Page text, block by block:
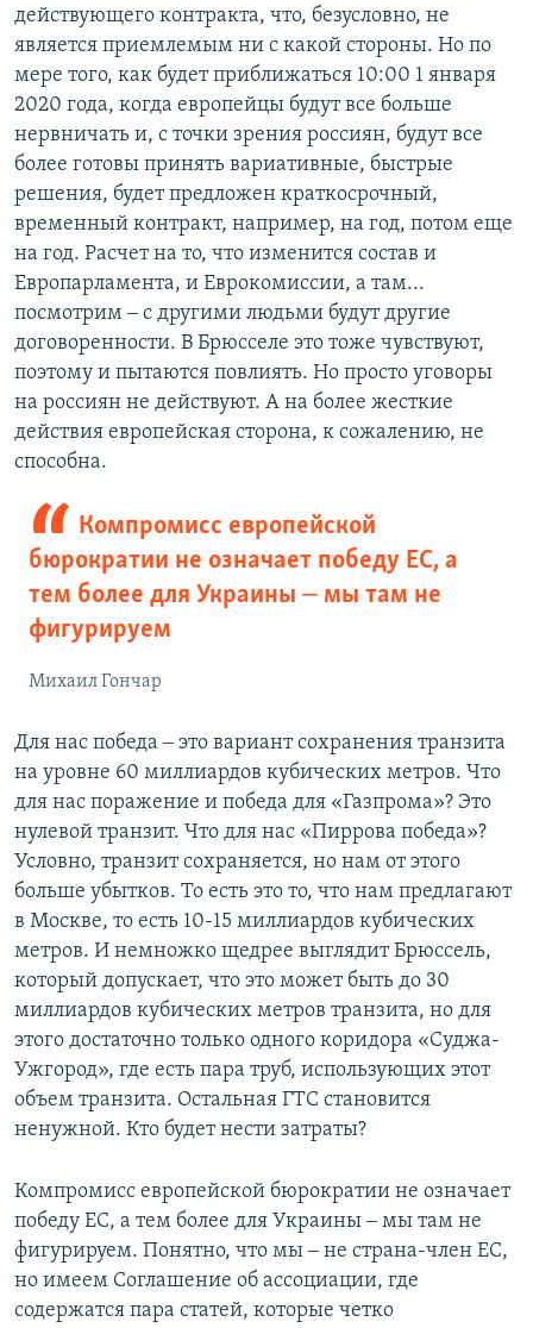
действующего контракта, что, безусловно, не
является приемлемым ни с какой стороны. Но по
мере того, как будет приближаться 10:00 1 января
2020 года, когда европейцы будут все больше
нервничать и, с точки зрения россиян, будут все
более готовы принять вариативные, быстрые
решения, будет предложен краткосрочный,
временный контракт, например, на год, потом еще
на год. Расчет на то, что изменится состав и
Европарламента, и Еврокомиссии, а там...
посмотрим ‒ с другими людьми будут другие
договоренности. В Брюсселе это тоже чувствуют,
поэтому и пытаются повлиять. Но просто уговоры
на россиян не действуют. А на более жесткие
действия европейская сторона, к сожалению, не
способна.
Компромисс европейской
бюрократии не означает победу ЕС, а
тем более для Украины ‒ мы там не
фигурируем
Михаил Гончар
Для нас победа ‒ это вариант сохранения транзита
на уровне 60 миллиардов кубических метров. Что
для нас поражение и победа для «Газпрома»? Это
нулевой транзит. Что для нас «Пиррова победа»?
Условно, транзит сохраняется, но нам от этого
больше убытков. То есть это то, что нам предлагают
в Москве, то есть 10-15 миллиардов кубических
метров. И немножко щедрее выглядит Брюссель,
который допускает, что это может быть до 30
миллиардов кубических метров транзита, но для
этого достаточно только одного коридора «Суджа-
Ужгород», где есть пара труб, использующих этот
объем транзита. Остальная ГТС становится
ненужной. Кто будет нести затраты?
Компромисс европейской бюрократии не означает
победу ЕС, а тем более для Украины ‒ мы там не
фигурируем. Понятно, что мы ‒ не страна-член ЕС,
но имеем Соглашение об ассоциации, где
содержатся пара статей, которые четко